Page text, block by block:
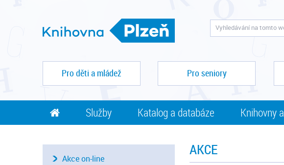
Pro děti a mládež Pro seniory
Služby Katalog a databáze Knihovny
AKCE
Akce on-line